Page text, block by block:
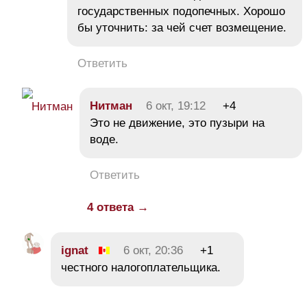
государственных подопечных. Хорошо
бы уточнить: за чей счет возмещение.
Ответить
Нитман 6 окт, 19:12
+4
Это не движение, это пузыри на
воде.
Ответить
4 ответа →
ignat 6 окт, 20:36
+1
честного налогоплательщика.